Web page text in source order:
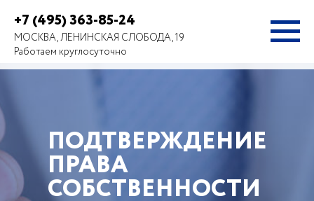
+7 (495) 363-85-24
МОСКВА, ЛЕНИНСКАЯ СЛОБОДА, 19
Работаем круглосуточно
ПОДТВЕРЖДЕНИЕ
ПРАВА
СОБСТВЕННОСТИ